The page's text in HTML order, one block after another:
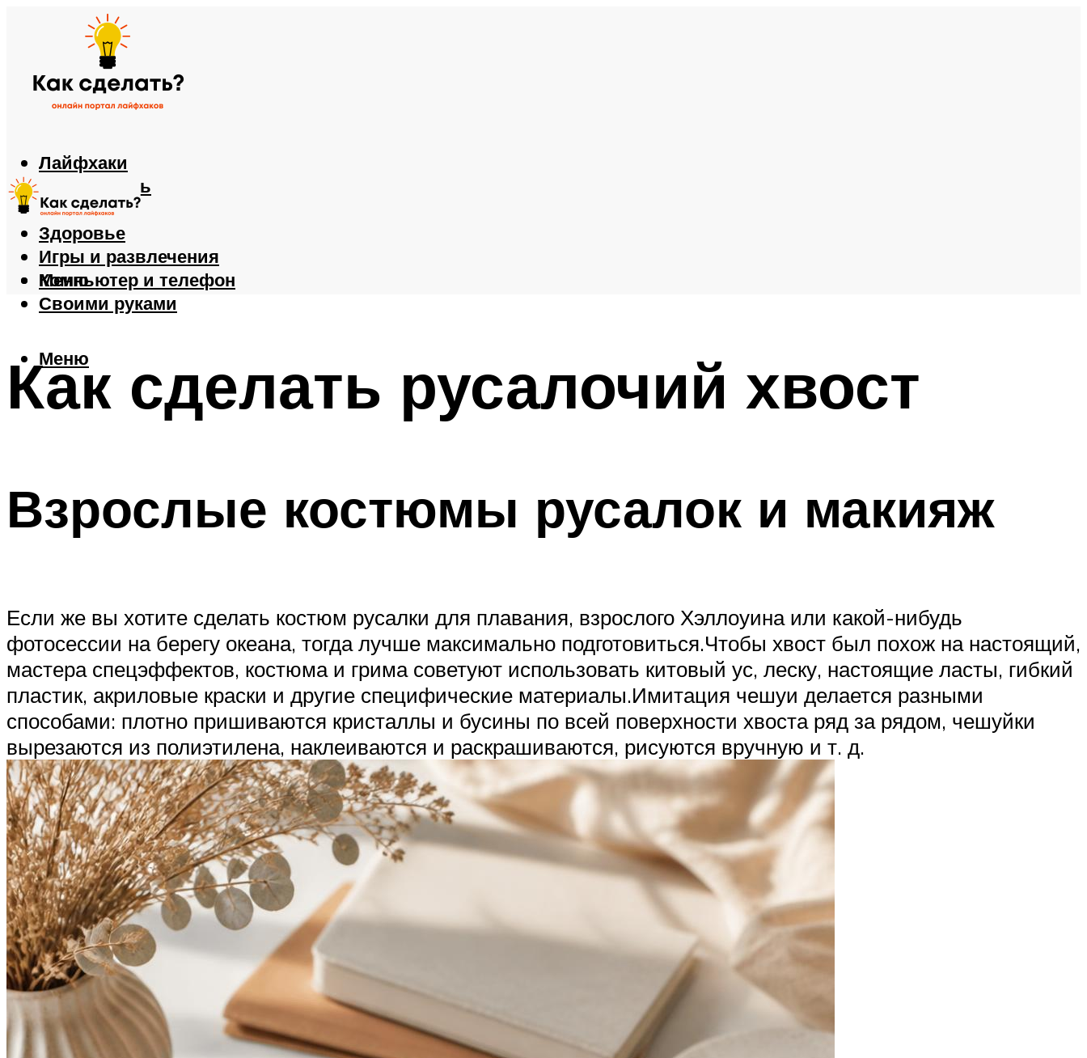
Лайфхаки
Автомобиль
Еда
Здоровье
Игры и развлечения
Компьютер и телефон
Своими руками
Меню
Меню
Как сделать русалочий хвост
Взрослые костюмы русалок и макияж
Если же вы хотите сделать костюм русалки для плавания, взрослого Хэллоуина или какой-нибудь
фотосессии на берегу океана, тогда лучше максимально подготовиться.Чтобы хвост был похож на настоящий,
мастера спецэффектов, костюма и грима советуют использовать китовый ус, леску, настоящие ласты, гибкий
пластик, акриловые краски и другие специфические материалы.Имитация чешуи делается разными
способами: плотно пришиваются кристаллы и бусины по всей поверхности хвоста ряд за рядом, чешуйки
вырезаются из полиэтилена, наклеиваются и раскрашиваются, рисуются вручную и т. д.